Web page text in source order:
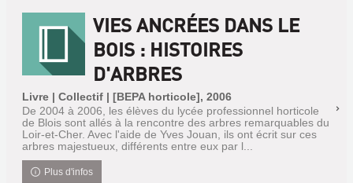
VIES ANCRÉES DANS LE
BOIS : HISTOIRES
D'ARBRES
Livre | Collectif | [BEPA horticole], 2006
De 2004 à 2006, les élèves du lycée professionnel horticole
de Blois sont allés à la rencontre des arbres remarquables du
Loir-et-Cher. Avec l'aide de Yves Jouan, ils ont écrit sur ces
arbres majestueux, différents entre eux par l...
Plus d'infos